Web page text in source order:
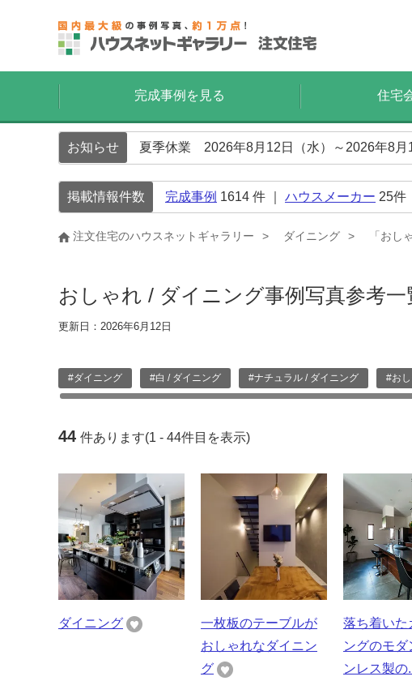
完成事例を見る 住宅
お知らせ 夏季休業 2026年8月12日（水）～2026年8
掲載情報件数 完成事例 1614 件 ｜ ハウスメーカー 25件
注文住宅のハウスネットギャラリー ダイニング 「おし
おしゃれ / ダイニング事例写真参考一
更新日：2026年6月12日
#ダイニング #白 / ダイニング #ナチュラル / ダイニング #お
44 件あります(1 - 44件目を表示)
ダイニング
一枚板のテーブルが
おしゃれなダイニン
グ
落ち着いた
ングのモダ
ンレス製の